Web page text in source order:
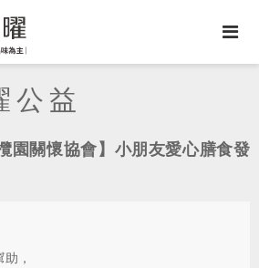
公益
園關懷協會】小朋友愛心膳食發
，